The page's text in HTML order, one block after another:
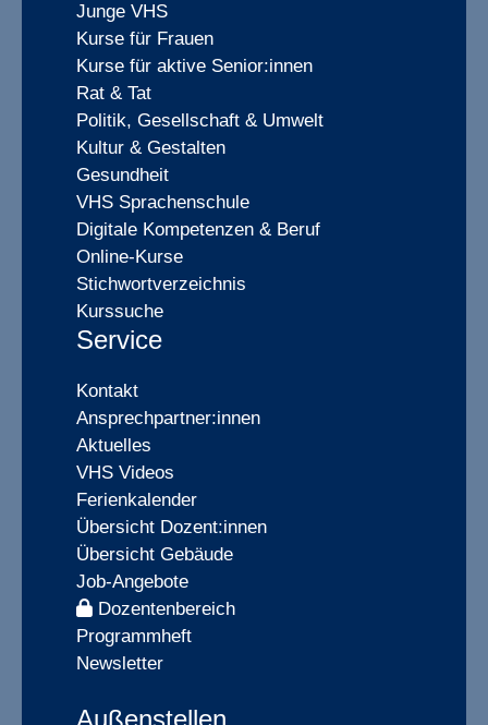
Junge VHS
Kurse für Frauen
Kurse für aktive Senior:innen
Rat & Tat
Politik, Gesellschaft & Umwelt
Kultur & Gestalten
Gesundheit
VHS Sprachenschule
Digitale Kompetenzen & Beruf
Online-Kurse
Stichwortverzeichnis
Kurssuche
Service
Kontakt
Ansprechpartner:innen
Aktuelles
VHS Videos
Ferienkalender
Übersicht Dozent:innen
Übersicht Gebäude
Job-Angebote
Dozentenbereich
Programmheft
Newsletter
Außenstellen